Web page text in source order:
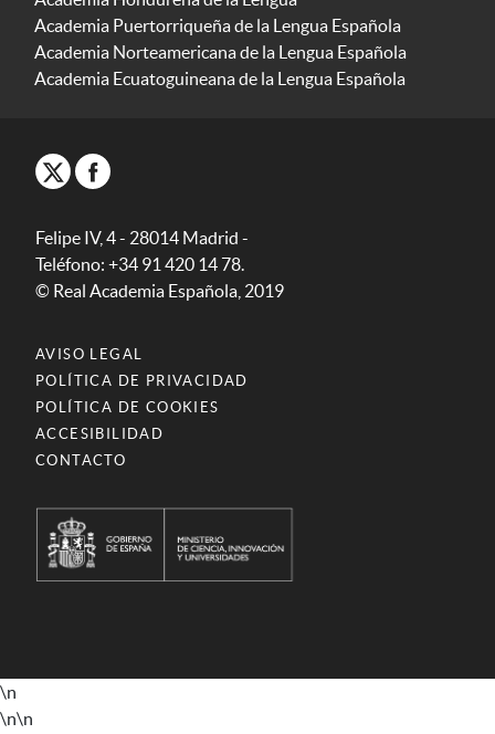
Academia Puertorriqueña de la Lengua Española
Academia Norteamericana de la Lengua Española
Academia Ecuatoguineana de la Lengua Española
Felipe IV, 4 - 28014 Madrid -
Teléfono: +34 91 420 14 78.
© Real Academia Española, 2019
AVISO LEGAL
POLÍTICA DE PRIVACIDAD
POLÍTICA DE COOKIES
ACCESIBILIDAD
CONTACTO
\n
\n\n